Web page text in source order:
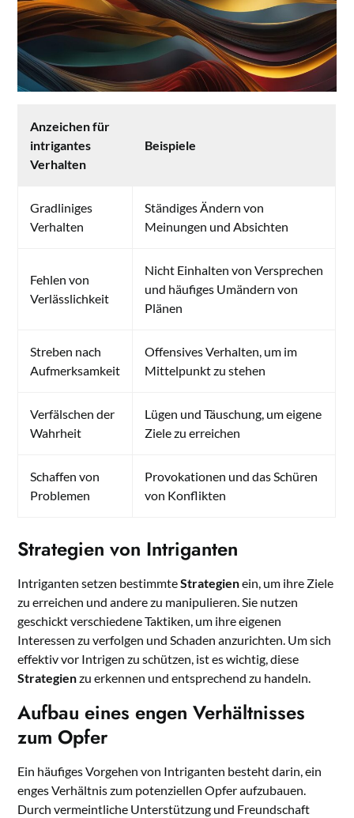
Anzeichen für
intrigantes
Verhalten
Beispiele
Gradliniges
Verhalten
Ständiges Ändern von
Meinungen und Absichten
Fehlen von
Verlässlichkeit
Nicht Einhalten von Versprechen
und häufiges Umändern von
Plänen
Streben nach
Aufmerksamkeit
Offensives Verhalten, um im
Mittelpunkt zu stehen
Verfälschen der
Wahrheit
Lügen und Täuschung, um eigene
Ziele zu erreichen
Schaffen von
Problemen
Provokationen und das Schüren
von Konflikten
Strategien von Intriganten
Intriganten setzen bestimmteStrategienein, um ihre Ziele
zu erreichen und andere zu manipulieren. Sie nutzen
geschickt verschiedene Taktiken, um ihre eigenen
Interessen zu verfolgen und Schaden anzurichten. Um sich
effektiv vor Intrigen zu schützen, ist es wichtig, diese
Strategienzu erkennen und entsprechend zu handeln.
Aufbau eines engen Verhältnisses
zum Opfer
Ein häufiges Vorgehen von Intriganten besteht darin, ein
enges Verhältnis zum potenziellen Opfer aufzubauen.
Durch vermeintliche Unterstützung und Freundschaft